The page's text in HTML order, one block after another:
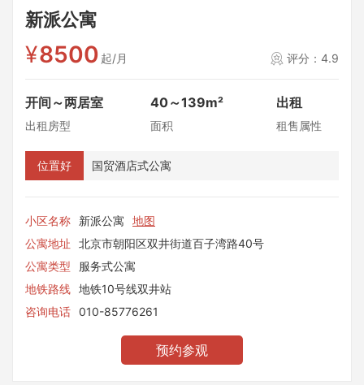
新派公寓
¥8500 起/月 评分：4.9
开间～两居室
出租房型
40～139m²
面积
出租
租售属性
位置好 国贸酒店式公寓
小区名称 新派公寓
地图
公寓地址
北京市朝阳区双井街道百子湾路40号
公寓类型
服务式公寓
地铁路线 地铁10号线双井站
咨询电话 010-85776261
预约参观